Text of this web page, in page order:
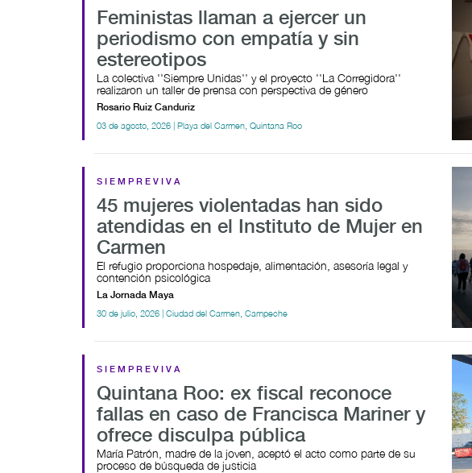
Feministas llaman a ejercer un
periodismo con empatía y sin
estereotipos
La colectiva ''Siempre Unidas'' y el proyecto ''La Corregidora''
realizaron un taller de prensa con perspectiva de género
Rosario Ruiz Canduriz
03 de agosto, 2026 | Playa del Carmen, Quintana Roo
SIEMPREVIVA
45 mujeres violentadas han sido
atendidas en el Instituto de Mujer en
Carmen
El refugio proporciona hospedaje, alimentación, asesoría legal y
contención psicológica
La Jornada Maya
30 de julio, 2026 | Ciudad del Carmen, Campeche
SIEMPREVIVA
Quintana Roo: ex fiscal reconoce
fallas en caso de Francisca Mariner y
ofrece disculpa pública
María Patrón, madre de la joven, aceptó el acto como parte de su
proceso de búsqueda de justicia